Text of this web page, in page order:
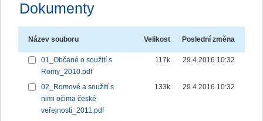
Dokumenty
Název souboru Velikost Poslední změna
01_Občané o soužití s
Romy_2010.pdf
117k 29.4.2016 10:32
02_Romové a soužití s
nimi očima české
veřejnosti_2011.pdf
133k 29.4.2016 10:32